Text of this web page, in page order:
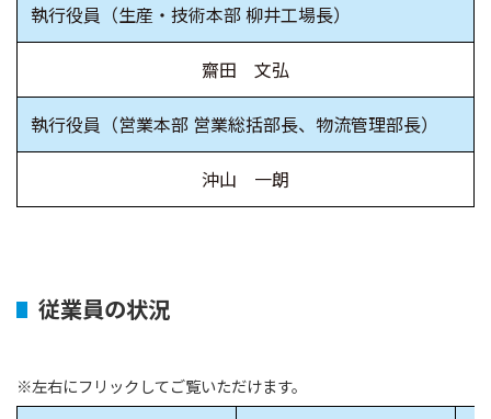
執行役員 （生産・技術本部 柳井工場長）
齋田 文弘
執行役員 （営業本部 営業総括部長、物流管理部長）
沖山 一朗
従業員の状況
※左右にフリックしてご覧いただけます。